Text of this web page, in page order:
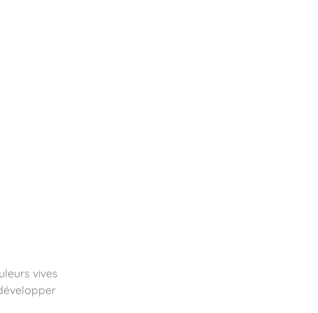
vives